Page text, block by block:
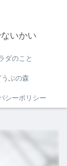
いかい
ダのこと
うぶの森
シーポリシー